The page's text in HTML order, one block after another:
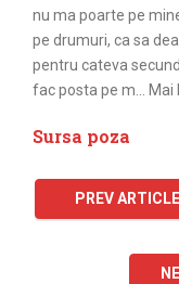
nu ma poarte pe
pe drumuri, ca sa
pentru cateva
fac posta pe m… Mai
Sursa poza
PREV ARTICLE